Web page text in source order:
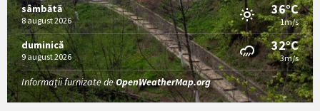
sâmbătă
8 august 2026
36°C
1m/s
duminică
9 august 2026
32°C
3m/s
Informații furnizate deOpenWeatherMap.org